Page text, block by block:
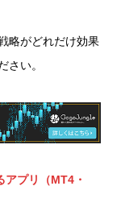
略がどれだけ効果
さい。
プリ（MT4・